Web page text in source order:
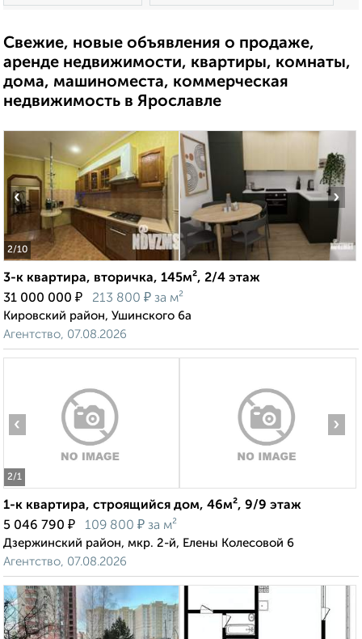
Свежие, новые объявления о продаже,
аренде недвижимости, квартиры, комнаты,
дома, машиноместа, коммерческая
недвижимость в Ярославле
2/10
‹ ›
3-к квартира, вторичка, 145м², 2/4 этаж
31 000 000 ₽ 213 800 ₽ за м²
Кировский район, Ушинского 6а
Агентство, 07.08.2026
2/1
‹ ›
1-к квартира, строящийся дом, 46м², 9/9 этаж
5 046 790 ₽ 109 800 ₽ за м²
Дзержинский район, мкр. 2-й, Елены Колесовой 6
Агентство, 07.08.2026